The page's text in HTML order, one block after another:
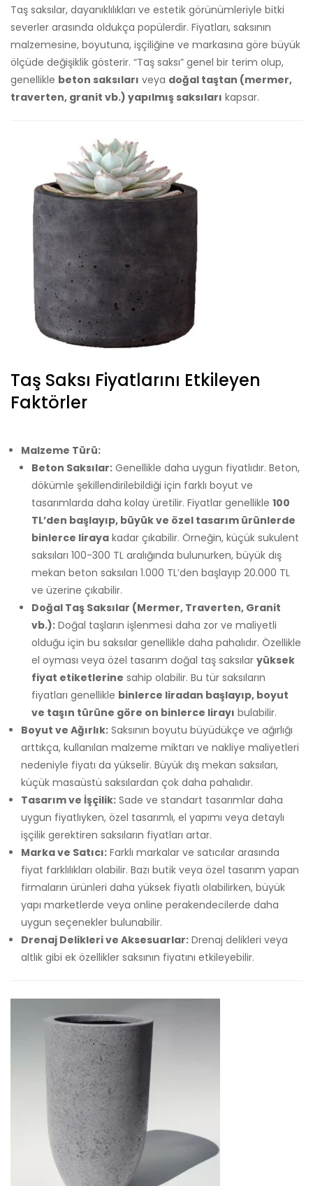
Taş saksılar, dayanıklılıkları ve estetik görünümleriyle bitki
severler arasında oldukça popülerdir. Fiyatları, saksının
malzemesine, boyutuna, işçiliğine ve markasına göre büyük
ölçüde değişiklik gösterir. “Taş saksı” genel bir terim olup,
genellikle beton saksıları veya doğal taştan (mermer,
traverten, granit vb.) yapılmış saksıları kapsar.
Taş Saksı Fiyatlarını Etkileyen
Faktörler
Malzeme Türü:
Beton Saksılar: Genellikle daha uygun fiyatlıdır. Beton,
dökümle şekillendirilebildiği için farklı boyut ve
tasarımlarda daha kolay üretilir. Fiyatlar genellikle 100
TL’den başlayıp, büyük ve özel tasarım ürünlerde
binlerce liraya kadar çıkabilir. Örneğin, küçük sukulent
saksıları 100-300 TL aralığında bulunurken, büyük dış
mekan beton saksıları 1.000 TL’den başlayıp 20.000 TL
ve üzerine çıkabilir.
Doğal Taş Saksılar (Mermer, Traverten, Granit
vb.): Doğal taşların işlenmesi daha zor ve maliyetli
olduğu için bu saksılar genellikle daha pahalıdır. Özellikle
el oyması veya özel tasarım doğal taş saksılar yüksek
fiyat etiketlerine sahip olabilir. Bu tür saksıların
fiyatları genellikle binlerce liradan başlayıp, boyut
ve taşın türüne göre on binlerce lirayı bulabilir.
Boyut ve Ağırlık: Saksının boyutu büyüdükçe ve ağırlığı
arttıkça, kullanılan malzeme miktarı ve nakliye maliyetleri
nedeniyle fiyatı da yükselir. Büyük dış mekan saksıları,
küçük masaüstü saksılardan çok daha pahalıdır.
Tasarım ve İşçilik: Sade ve standart tasarımlar daha
uygun fiyatlıyken, özel tasarımlı, el yapımı veya detaylı
işçilik gerektiren saksıların fiyatları artar.
Marka ve Satıcı: Farklı markalar ve satıcılar arasında
fiyat farklılıkları olabilir. Bazı butik veya özel tasarım yapan
firmaların ürünleri daha yüksek fiyatlı olabilirken, büyük
yapı marketlerde veya online perakendecilerde daha
uygun seçenekler bulunabilir.
Drenaj Delikleri ve Aksesuarlar: Drenaj delikleri veya
altlık gibi ek özellikler saksının fiyatını etkileyebilir.